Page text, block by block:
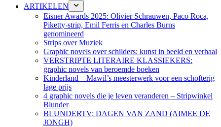
ARTIKELEN
Eisner Awards 2025: Olivier Schrauwen, Paco Roca,
Piketty-strip, Emil Ferris en Charles Burns
genomineerd
Strips over Muziek
Graphic novels over schilders: kunst in beeld en verhaal
VERSTRIPTE LITERAIRE KLASSIEKERS:
graphic novels van beroemde boeken
Kinderland – Mawil’s meesterwerk voor een schofterig
lage prijs
4 graphic novels die je leven veranderen – Stripwinkel
Blunder
BLUNDERTV: DAGEN VAN ZAND (AIMEE DE
JONGH)